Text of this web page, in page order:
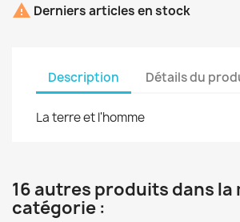
 Derniers articles en stock
Description Détails du
La terre et l'homme
16 autres produits dans la
catégorie :